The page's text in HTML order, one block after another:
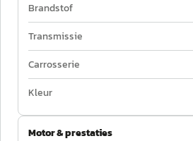
Brandstof
Transmissie
Carrosserie
Kleur
Motor & prestaties